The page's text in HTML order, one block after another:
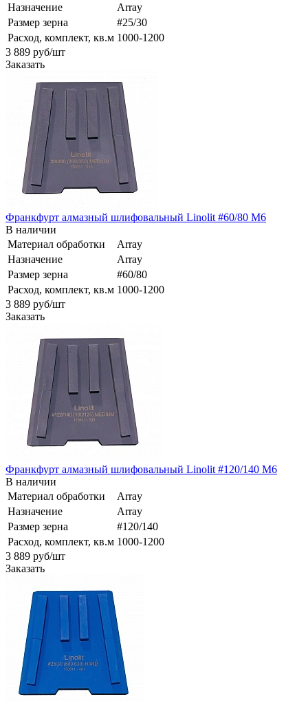
Назначение
Array
Размер зерна
#25/30
Расход, комплект, кв.м 1000-1200
3 889 руб/шт
Заказать
Франкфурт алмазный шлифовальный Linolit #60/80 М6
В наличии
Материал обработки
Array
Назначение
Array
Размер зерна
#60/80
Расход, комплект, кв.м 1000-1200
3 889 руб/шт
Заказать
Франкфурт алмазный шлифовальный Linolit #120/140 М6
В наличии
Материал обработки
Array
Назначение
Array
Размер зерна
#120/140
Расход, комплект, кв.м 1000-1200
3 889 руб/шт
Заказать